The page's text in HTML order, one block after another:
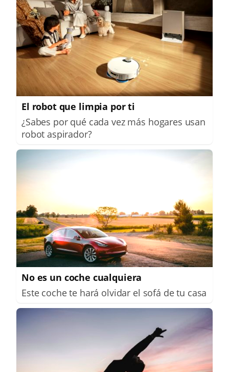
El robot que limpia por ti
¿Sabes por qué cada vez más hogares usan
robot aspirador?
No es un coche cualquiera
Este coche te hará olvidar el sofá de tu casa